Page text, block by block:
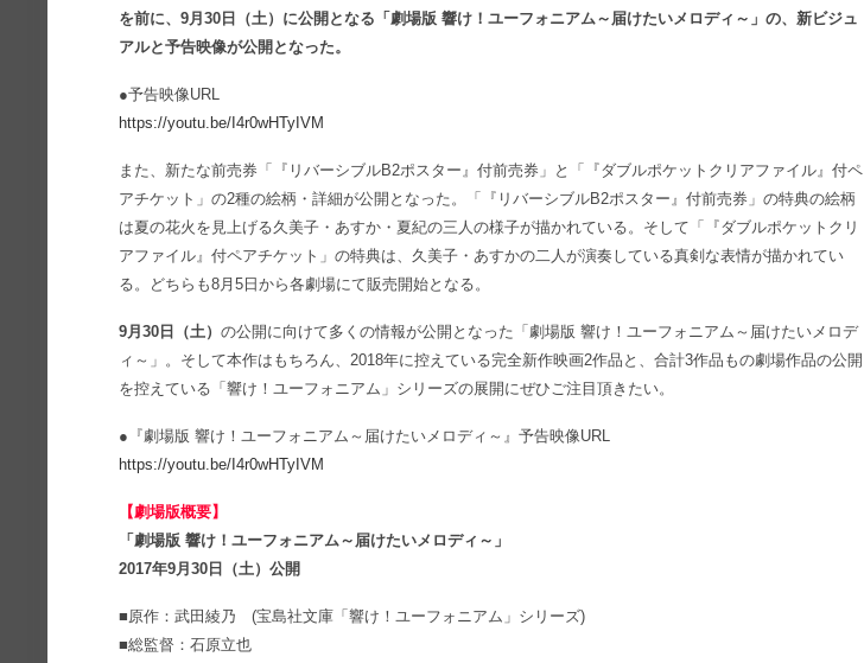
を前に、9月30日（土）に公開となる「劇場版 響け！ユーフォニアム～届けたいメロディ～」の、新ビジュ
アルと予告映像が公開となった。
●予告映像URL
https://youtu.be/I4r0wHTyIVM
また、新たな前売券「『リバーシブルB2ポスター』付前売券」と「『ダブルポケットクリアファイル』付ペ
アチケット」の2種の絵柄・詳細が公開となった。「『リバーシブルB2ポスター』付前売券」の特典の絵柄
は夏の花火を見上げる久美子・あすか・夏紀の三人の様子が描かれている。そして「『ダブルポケットクリ
アファイル』付ペアチケット」の特典は、久美子・あすかの二人が演奏している真剣な表情が描かれてい
る。どちらも8月5日から各劇場にて販売開始となる。
9月30日（土）の公開に向けて多くの情報が公開となった「劇場版 響け！ユーフォニアム～届けたいメロデ
ィ～」。そして本作はもちろん、2018年に控えている完全新作映画2作品と、合計3作品もの劇場作品の公開
を控えている「響け！ユーフォニアム」シリーズの展開にぜひご注目頂きたい。
●『劇場版 響け！ユーフォニアム～届けたいメロディ～』予告映像URL
https://youtu.be/I4r0wHTyIVM
【劇場版概要】
「劇場版 響け！ユーフォニアム～届けたいメロディ～」
2017年9月30日（土）公開
■原作：武田綾乃 (宝島社文庫「響け！ユーフォニアム」シリーズ)
■総監督：石原立也